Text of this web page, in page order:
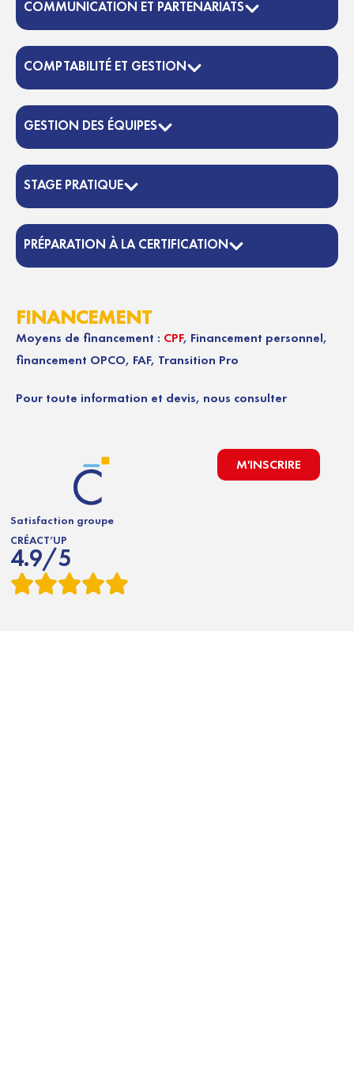
COMMUNICATION ET PARTENARIATS
COMPTABILITÉ ET GESTION
GESTION DES ÉQUIPES
STAGE PRATIQUE
PRÉPARATION À LA CERTIFICATION
FINANCEMENT
Moyens de financement : CPF, Financement personnel,
financement OPCO, FAF, Transition Pro
Pour toute information et devis, nous consulter
Satisfaction groupe
CRÉACT’UP
4.9/5
M'INSCRIRE